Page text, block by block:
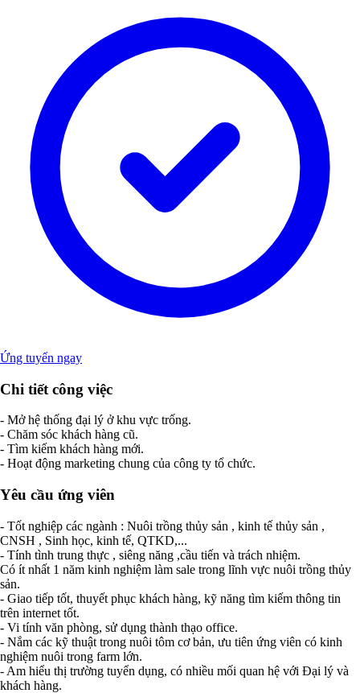
Ứng tuyển ngay
Chi tiết công việc
- Mở hệ thống đại lý ở khu vực trống.
- Chăm sóc khách hàng cũ.
- Tìm kiếm khách hàng mới.
- Hoạt động marketing chung của công ty tổ chức.
Yêu cầu ứng viên
- Tốt nghiệp các ngành : Nuôi trồng thủy sản , kinh tế thủy sản ,
CNSH , Sinh học, kinh tế, QTKD,...
- Tính tình trung thực , siêng năng ,cầu tiến và trách nhiệm.
Có ít nhất 1 năm kinh nghiệm làm sale trong lĩnh vực nuôi trồng thủy
sản.
- Giao tiếp tốt, thuyết phục khách hàng, kỹ năng tìm kiếm thông tin
trên internet tốt.
- Vi tính văn phòng, sử dụng thành thạo office.
- Nắm các kỹ thuật trong nuôi tôm cơ bản, ưu tiên ứng viên có kinh
nghiệm nuôi trong farm lớn.
- Am hiểu thị trường tuyển dụng, có nhiều mối quan hệ với Đại lý và
khách hàng.